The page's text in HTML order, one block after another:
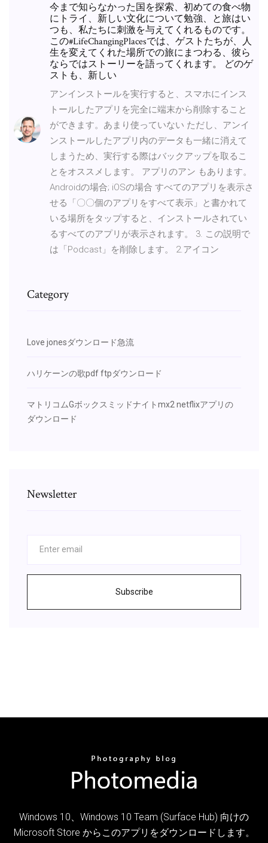
今まで知らなかった国を探索、初めての食べ物
にトライ、新しい文化について勉強、と旅はい
つも、私たちに刺激を与えてくれるものです。
この#LifeChangingPlacesでは、ゲストたちが、人
生を変えてくれた場所での旅にまつわる、彼ら
ならではストーリーを語ってくれます。 どのゲ
ストも、新しい
アンインストールを実行すると、スマホにインス
トールしたアプリを完全に端末から削除すること
ができます。あまり使っていない ただし、アンイ
ンストールしたアプリ内のデータも一緒に消えて
しまうため、実行する際はバックアップを取るこ
とをオススメします。 アプリのアン もあります。
Androidの場合; iOSの場合 すべてのアプリを表示さ
せる「〇〇個のアプリをすべて表示」と書かれて
いる場所をタップすると、インストールされてい
るすべてのアプリが表示されます。 3. この説明で
は「Podcast」を削除します。 2.アイコン
Category
Love jonesダウンロード急流
ハリケーンの歌pdf ftpダウンロード
マトリコムGボックスミッドナイトmx2 netflixアプリの
ダウンロード
Newsletter
Subscribe
Windows 10、Windows 10 Team (Surface Hub) 向けの
Microsoft Store からこのアプリをダウンロードします。